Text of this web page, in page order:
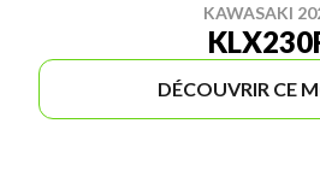
KAWASAKI
DÉCOUVRIR CE